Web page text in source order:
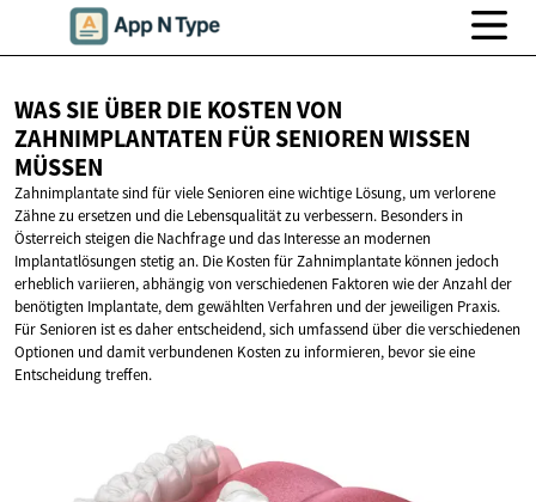
WAS SIE ÜBER DIE KOSTEN VON
ZAHNIMPLANTATEN FÜR SENIORENWISSEN
MÜSSEN
Zahnimplantate sind für viele Senioren eine wichtige Lösung, um verlorene
Zähne zu ersetzen und die Lebensqualität zu verbessern. Besonders in
Österreich steigen die Nachfrage und das Interesse an modernen
Implantatlösungen stetig an. Die Kosten für Zahnimplantate können jedoch
erheblich variieren, abhängig von verschiedenen Faktoren wie der Anzahl der
benötigten Implantate, dem gewählten Verfahren und der jeweiligen Praxis.
Für Senioren ist es daher entscheidend, sich umfassend über die verschiedenen
Optionen und damit verbundenen Kosten zu informieren, bevor sie eine
Entscheidung treffen.